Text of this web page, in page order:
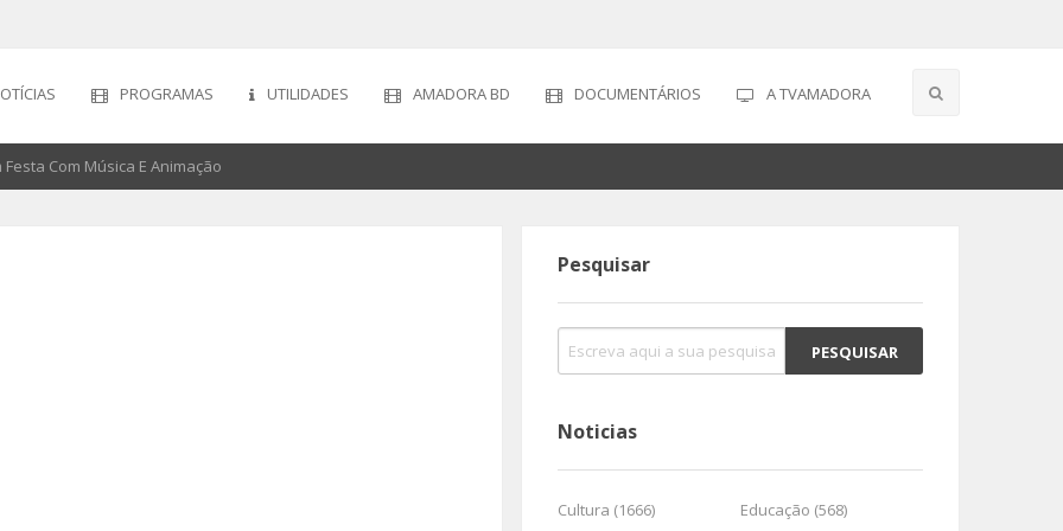
PROGRAMAS UTILIDADES AMADORA BD DOCUMENTÁRIOS A TVAMADORA
Com Música E Animação
Pesquisar
Noticias
Cultura (1666)
Educação (568)